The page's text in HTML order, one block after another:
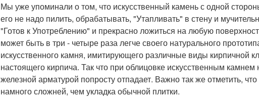
Мы уже упоминали о том, что искусственный камень с одной
его не надо пилить, обрабатывать, "Утапливать" в стену и
"Готов к Употреблению" и прекрасно ложиться на любую
может быть в три - четыре раза легче своего натурального
искусственного камня, имитирующего различные виды кирпичной
настоящего кирпича. Так что при облицовке искусственным
железной арматурой попросту отпадает. Важно так же отметить,
намного сложней, чем укладка обычной плитки.